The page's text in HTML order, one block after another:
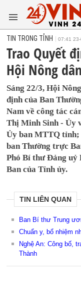
TIN TRONG TỈNH 07:41
Trao Quyết
Hội Nông
Sáng 22/3, Hội
định của Ban
Nam về công tác
Thị Minh Sinh - Ủy
Ủy ban MTTQ tỉnh;
ban Thường trực
Phó Bí thư Đảng uỷ
Ban của Tỉnh ủy.
TIN LIÊN QUAN
Ban Bí thư Trung
Chuẩn y, bổ nhiệm
Nghệ An: Công bố,
Thành